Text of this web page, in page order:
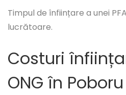
Timpul de înființare a unei
lucrătoare.
Costuri
ONG în Poboru